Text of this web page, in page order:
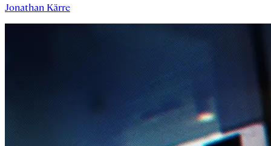
Jonathan Kärre